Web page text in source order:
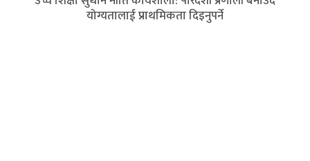
योग्यतालाई प्राथमिकता दिइनुपर्ने